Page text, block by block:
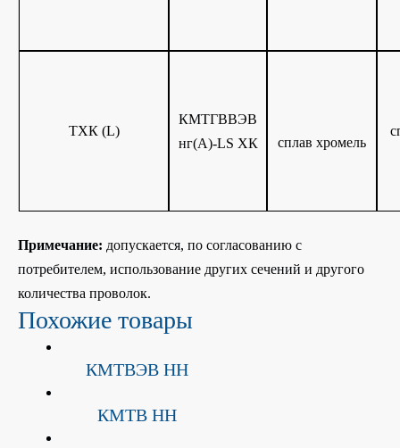
ТХК (L)
КМТГВВЭВ
нг(A)-LS ХК
сплав хромель
Примечание: допускается, по согласованию с
потребителем, использование других сечений и другого
количества проволок.
Похожие товары
КМТВЭВ НН
КМТВ НН